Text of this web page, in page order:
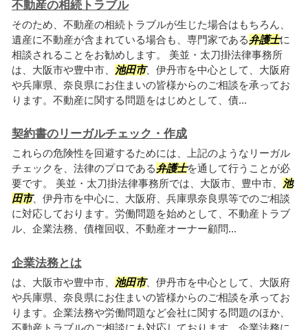
不動産の相続トラブル
そのため、不動産の相続トラブルが生じた場合はもちろん、
遺産に不動産が含まれている場合も、専門家である弁護士に
相談されることをお勧めします。 美並・太刀掛法律事務所
は、大阪市や豊中市、
池田市、伊丹市を中心として、大阪府
や兵庫県、奈良県にお住まいの皆様からのご相談を承ってお
ります。不動産に関する問題をはじめとして、債...
契約書のリーガルチェック・作成
これらの危険性を回避するためには、上記のようなリーガル
チェックを、法律のプロである弁護士を通して行うことが必
要です。 美並・太刀掛法律事務所では、大阪市、豊中市、
池
田市、伊丹市を中心に、大阪府、兵庫県奈良県等でのご相談
に対応しております。労働問題を始めとして、不動産トラブ
ル、企業法務、債権回収、不動産オーナー顧問...
企業法務とは
は、大阪市や豊中市、 池田市、伊丹市を中心として、大阪府
や兵庫県、奈良県にお住まいの皆様からのご相談を承ってお
ります。企業法務や労働問題など会社に関する問題のほか、
不動産トラブルのご相談にも対応しております。企業法務に